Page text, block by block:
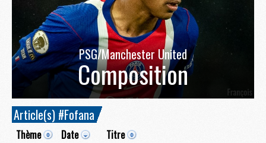
PSG/Manchester United
Composition
Article(s) #Fofana
Thème Date Titre